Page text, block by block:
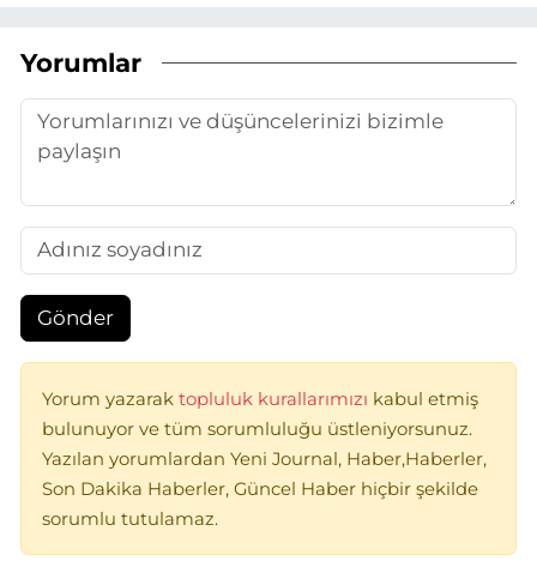
Yorumlar
Gönder
Yorum yazarak topluluk kurallarımızı kabul etmiş
bulunuyor ve tüm sorumluluğu üstleniyorsunuz.
Yazılan yorumlardan Yeni Journal, Haber,Haberler,
Son Dakika Haberler, Güncel Haber hiçbir şekilde
sorumlu tutulamaz.